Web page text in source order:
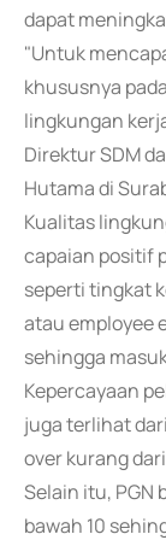
dapat
"Untuk
khususnya
lingkungan
Direktur SDM
Hutama di
Kualitas
capaian positif
seperti tingkat
atau employee
sehingga
Kepercayaan
juga terlihat
over kurang
Selain itu, PGN
bawah 10